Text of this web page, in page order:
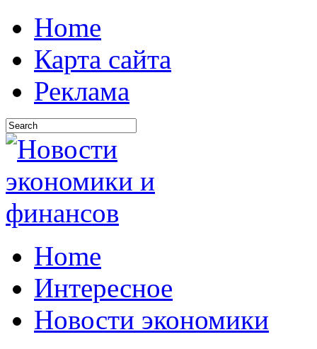
Home
Карта сайта
Реклама
Home
Интересное
Новости экономики